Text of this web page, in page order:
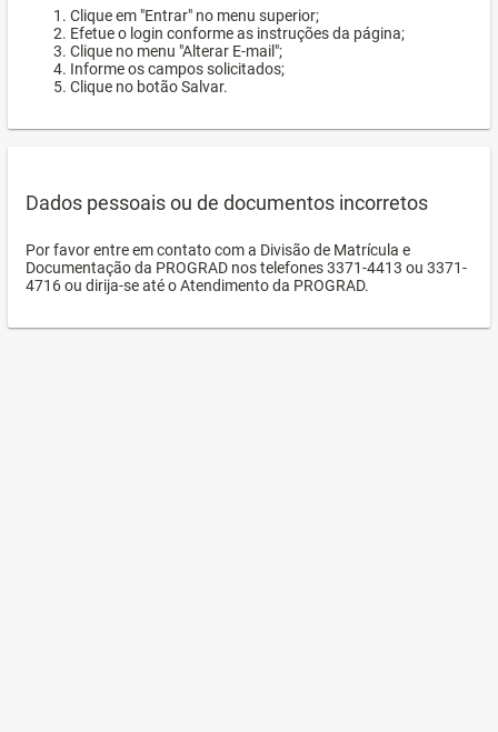
Clique em "Entrar" no menu superior;
Efetue o login conforme as instruções da página;
Clique no menu "Alterar E-mail";
Informe os campos solicitados;
Clique no botão Salvar.
Dados pessoais ou de documentos incorretos
Por favor entre em contato com a Divisão de Matrícula e
Documentação da PROGRAD nos telefones 3371-4413 ou 3371-
4716 ou dirija-se até o Atendimento da PROGRAD.